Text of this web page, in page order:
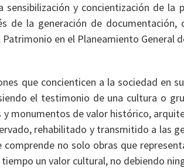
sensibilización y concientización de
de la generación de
Patrimonio en el Planeamiento General
que concienticen a la sociedad en
el testimonio de una cultura o
y monumentos de valor histórico,
rehabilitado y transmitido a las
comprende no solo obras que
un valor cultural, no debiendo